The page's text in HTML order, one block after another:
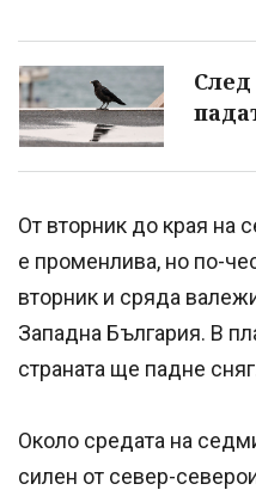
От вторник до края на
е променлива, но по-
вторник и сряда
Западна България. В
страната ще падне
Около средата на
силен от север-